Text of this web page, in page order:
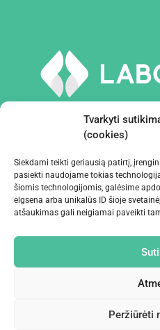
Tvarkyti
(cookies)
Siekdami teikti geriausią patirtį,
pasiekti naudojame tokias
šiomis technologijomis, galėsime
elgsena arba unikalūs ID šioje
atšaukimas gali neigiamai paveikti
Peržiūrėti
PRIEMONĖS IR ĮRANGA
ĮMONĖ